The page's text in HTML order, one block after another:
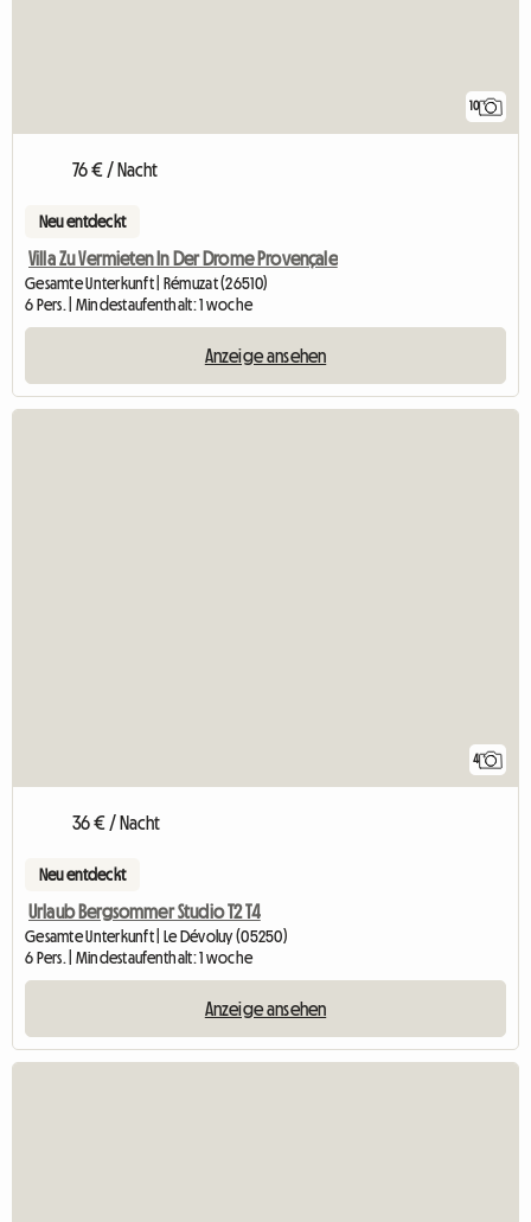
10
76 € / Nacht
Neu entdeckt
Villa Zu Vermieten In Der Drome Provençale
Gesamte Unterkunft | Rémuzat (26510)
6 Pers. | Mindestaufenthalt: 1 woche
Anzeige ansehen
4
36 € / Nacht
Neu entdeckt
Urlaub Bergsommer Studio T2 T4
Gesamte Unterkunft | Le Dévoluy (05250)
6 Pers. | Mindestaufenthalt: 1 woche
Anzeige ansehen